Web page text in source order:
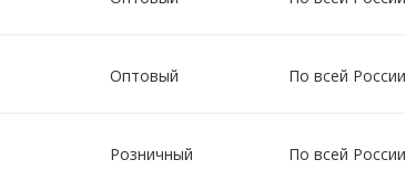
Оптовый По всей России
Розничный По всей России